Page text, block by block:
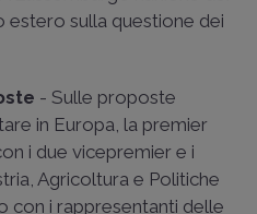
estero sulla questione dei
- Sulle proposte
in Europa, la premier
i due vicepremier e i
Agricoltura e Politiche
con i rappresentanti delle